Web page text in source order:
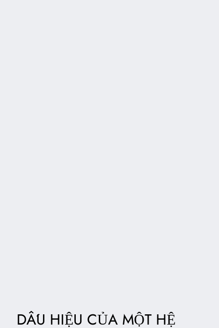
DẤU HIỆU CỦA MỘT HỆ